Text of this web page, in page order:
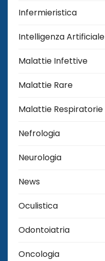
Infermieristica
Intelligenza Artificiale
Malattie Infettive
Malattie Rare
Malattie Respiratorie
Nefrologia
Neurologia
News
Oculistica
Odontoiatria
Oncologia